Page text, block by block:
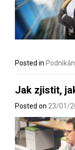
Posted in
Jak zjistit,
Posted on 23/01/